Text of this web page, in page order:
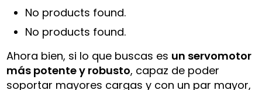
No products found.
No products found.
Ahora bien, si lo que buscas es un servomotor
más potente y robusto, capaz de poder
soportar mayores cargas y con un par mayor,